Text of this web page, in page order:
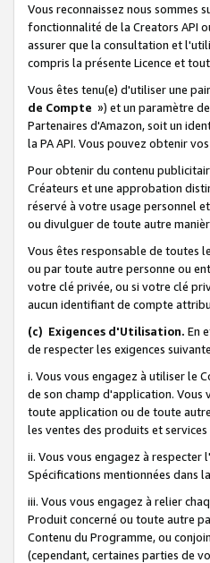
Vous reconnaissez nous sommes
fonctionnalité de la Creators API
assurer que la consultation et
compris la présente Licence et
Vous êtes tenu(e) d'utiliser une
de Compte ») et un paramètre
Partenaires d'Amazon, soit un
la PA API. Vous pouvez obtenir
Pour obtenir du contenu
Créateurs et une approbation
réservé à votre usage personnel
ou divulguer de toute autre
Vous êtes responsable de toutes
ou par toute autre personne ou
votre clé privée, ou si votre clé
aucun identifiant de compte
(c) Exigences d'Utilisation. En
de respecter les exigences
i. Vous vous engagez à utiliser le
de son champ d'application. Vous
toute application ou de toute
les ventes des produits et services
ii. Vous vous engagez à respecter
Spécifications mentionnées dans
iii. Vous vous engagez à relier
Produit concerné ou toute autre
Contenu du Programme, ou
(cependant, certaines parties de